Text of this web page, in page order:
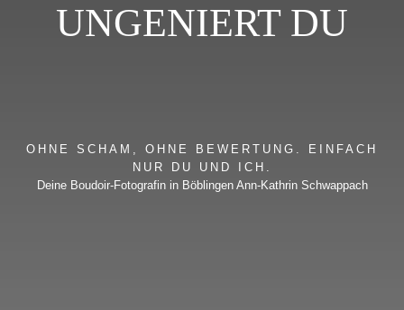
UNGENIERT DU
OHNE SCHAM, OHNE BEWERTUNG. EINFACH
NUR DU UND ICH.
Deine Boudoir-Fotografin in Böblingen Ann-Kathrin Schwappach